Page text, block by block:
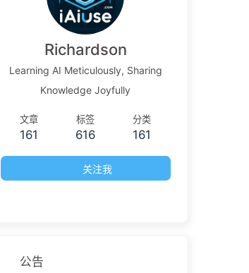
Richardson
Learning AI Meticulously, Sharing
Knowledge Joyfully
文章
161
标签
616
分类
161
关注我
公告